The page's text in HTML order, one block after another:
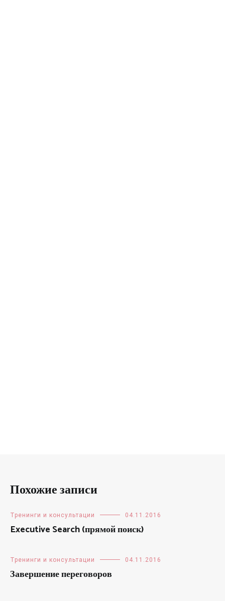
Похожие записи
Тренинги и консультации 04.11.2016
Executive Search (прямой поиск)
Тренинги и консультации 04.11.2016
Завершение переговоров